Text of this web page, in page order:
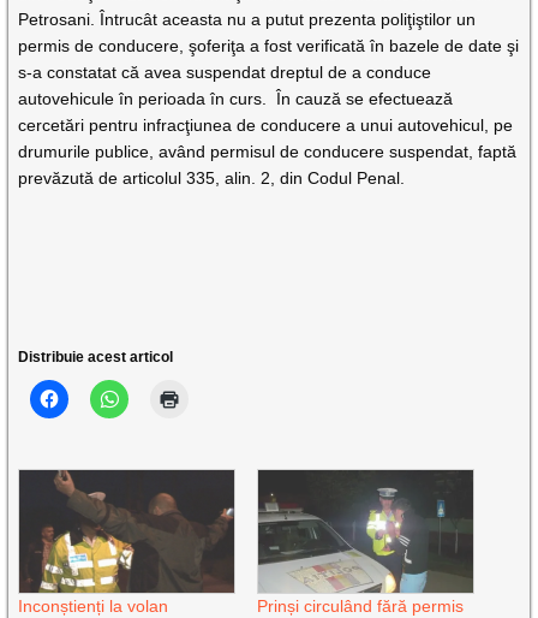
Petrosani. Întrucât aceasta nu a putut prezenta poliţiştilor un
permis de conducere, şoferiţa a fost verificată în bazele de date şi
s-a constatat că avea suspendat dreptul de a conduce
autovehicule în perioada în curs. În cauză se efectuează
cercetări pentru infracţiunea de conducere a unui autovehicul, pe
drumurile publice, având permisul de conducere suspendat, faptă
prevăzută de articolul 335, alin. 2, din Codul Penal.
Distribuie acest articol
Inconștienți la volan
Prinși circulând fără permis